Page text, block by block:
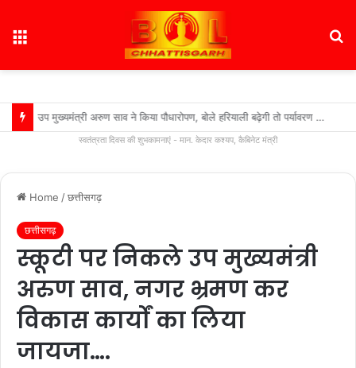
उप मुख्यमंत्री अरुण साव ने किया पौधारोपण, बोले हरियाली बढ़ेगी तो पर्यावरण भी स्वस्थ और सुंदर बनेगा….
स्वतंत्रता दिवस की शुभकामनाएं - मान. केदार कश्यप, कैबिनेट मंत्री
Home /छत्तीसगढ़
छत्तीसगढ़
स्कूटी पर निकले उप मुख्यमंत्री
अरुण साव, नगर भ्रमण कर
विकास कार्यों का लिया
जायजा….